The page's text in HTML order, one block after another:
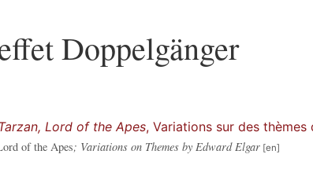
Doppelgänger
Lord of the Apes, Variations sur des thèmes
of the Apes; Variations on Themes by Edward Elgar